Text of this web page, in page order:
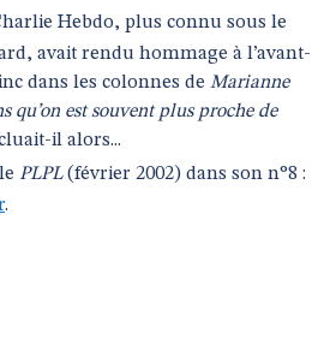
Hebdo, plus connu sous le
avait rendu hommage à l’avant-
dans les colonnes de Marianne
qu’on est souvent plus proche de
il alors...
PLPL(février 2002) dans son n°8 :
.